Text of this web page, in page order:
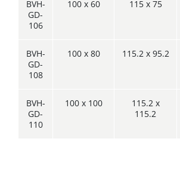
BVH-
GD-
106
100 x 60 115 x 75
BVH-
GD-
108
100 x 80 115.2 x 95.2
BVH-
GD-
110
100 x 100
115.2 x
115.2